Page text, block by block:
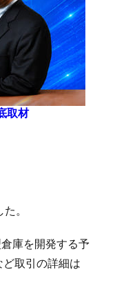
取材
。
庫を開発する予
取引の詳細は